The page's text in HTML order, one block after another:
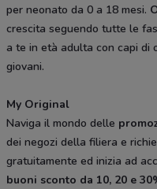
per neonato da 0 a 18 mesi.
crescita seguendo tutte le
a te in età adulta con capi di
giovani.
My Original
Naviga il mondo delle
dei negozi della filiera e
gratuitamente ed inizia ad
buoni sconto da 10, 20 e